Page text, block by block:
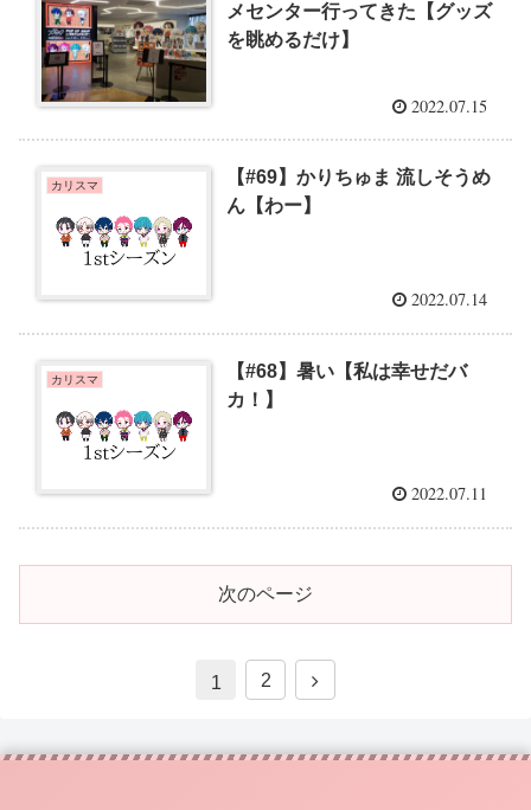
メセンター行ってきた【グッズ
を眺めるだけ】
2022.07.15
カリスマ
【#69】かりちゅま 流しそうめ
ん【わー】
2022.07.14
カリスマ
【#68】暑い【私は幸せだバ
カ！】
2022.07.11
次のページ
1 2